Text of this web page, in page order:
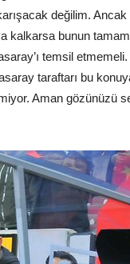
değilim.
kalkarsa bunun
temsil
taraftarı bu
Aman